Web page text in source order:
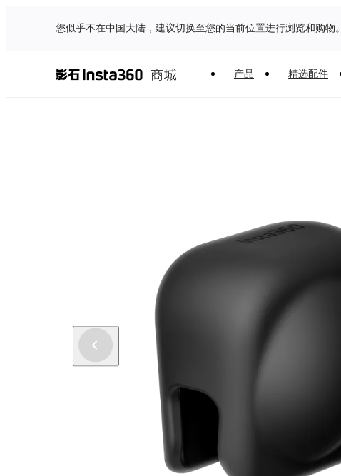
您似乎不在中国大陆，建议切换至您的当前位置进行浏览和购物。
产品 精选配件